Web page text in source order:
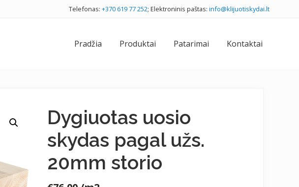
Telefonas: +370 619 77 252; Elektroninis paštas: info@klijuotiskydai.lt
Pradžia Produktai Patarimai Kontaktai
Dygiuotas uosio
skydas pagal užs.
20mm storio